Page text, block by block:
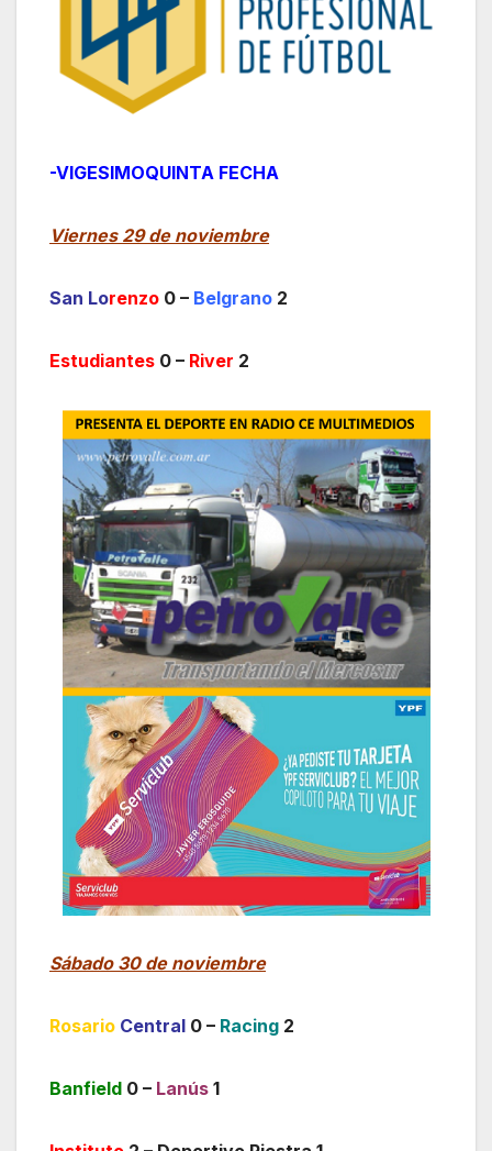
-VIGESIMOQUINTA FECHA
Viernes 29 de noviembre
San Lorenzo 0 – Belgrano 2
Estudiantes 0 – River 2
Sábado 30 de noviembre
Rosario Central 0 – Racing 2
Banfield 0 – Lanús 1